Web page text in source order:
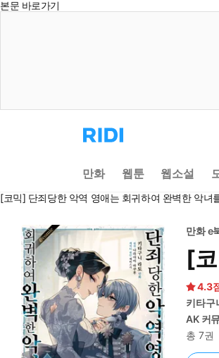
본문 바로가기
리
디
으
로
동
만화 웹툰 웹소설
[코믹] 단죄당한 악역 영애는 회귀하여 완벽한 악녀
만화 e
[
4.3
키타구
AK 커
총 7권